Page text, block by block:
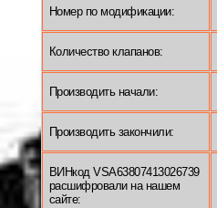
Номер по модификации:
Количество клапанов:
Производить начали:
Производить закончили:
ВИНкод VSA63807413026739
расшифровали на нашем
сайте: